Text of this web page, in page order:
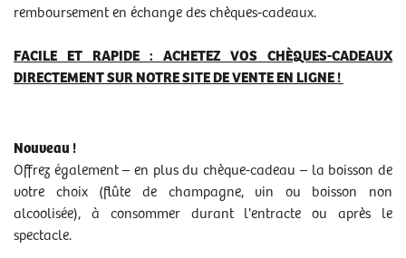
remboursement en échange des chèques-cadeaux.
FACILE ET RAPIDE : ACHETEZ VOS CHÈQUES-CADEAUX
DIRECTEMENT SUR NOTRE SITE DE VENTE EN LIGNE !
Nouveau !
Offrez également – en plus du chèque-cadeau – la boisson de
votre choix (flûte de champagne, vin ou boisson non
alcoolisée), à consommer durant l'entracte ou après le
spectacle.